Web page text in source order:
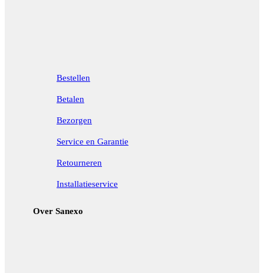
Bestellen
Betalen
Bezorgen
Service en Garantie
Retourneren
Installatieservice
Over Sanexo